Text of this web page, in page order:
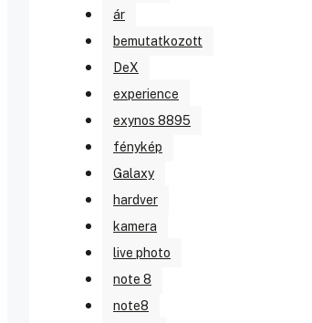
ár
bemutatkozott
DeX
experience
exynos 8895
fénykép
Galaxy
hardver
kamera
live photo
note 8
note8